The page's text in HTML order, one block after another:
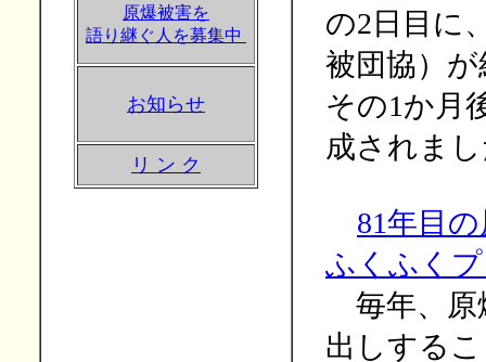
原爆被害を
語り継ぐ人を募集中
お知らせ
リ ン ク
の2 日目に
被団協）
その1か月
成されま
81年目
ふくふく
毎年、原
出しする